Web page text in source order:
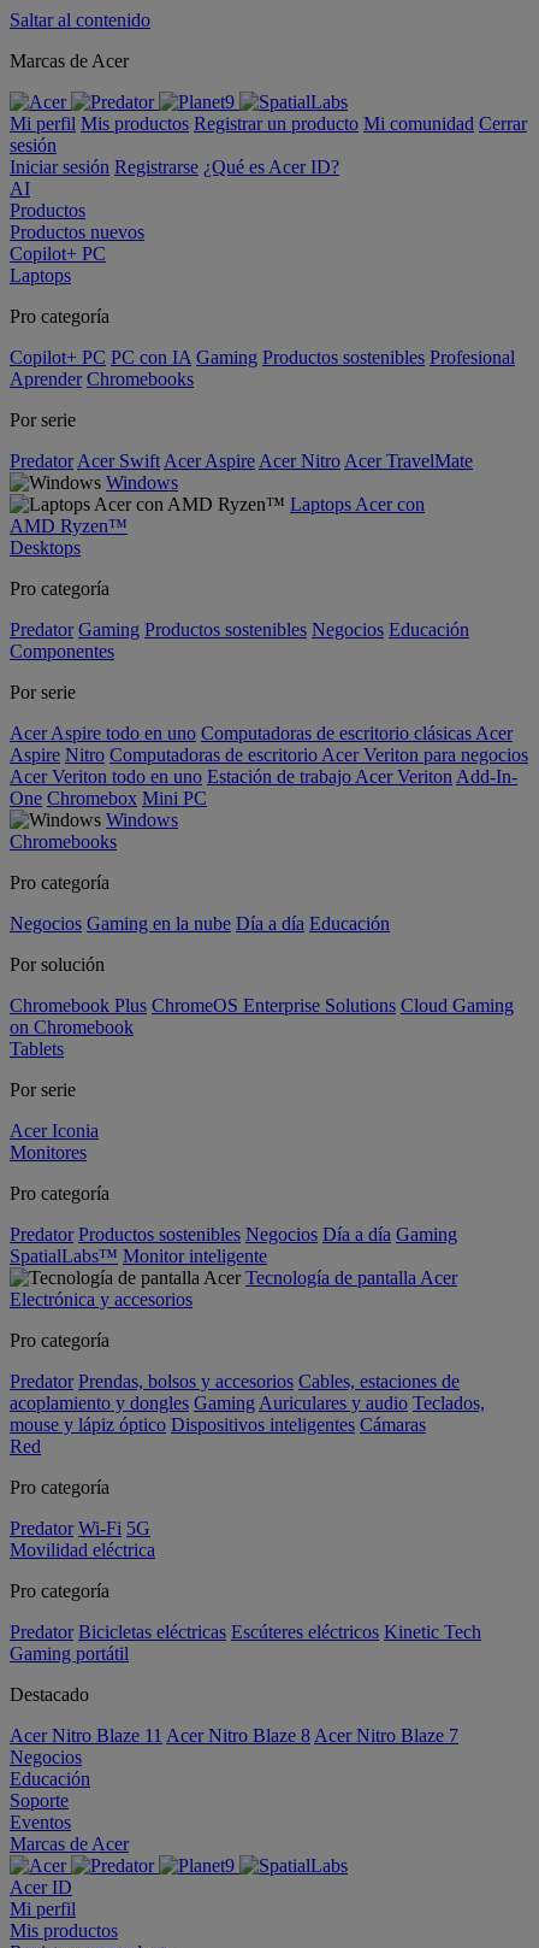
Saltar al contenido
Marcas de Acer
Mi perfil Mis productos Registrar un producto Mi comunidad Cerrar
sesión
Iniciar sesión Registrarse ¿Qué es Acer ID?
AI
Productos
Productos nuevos
Copilot+ PC
Laptops
Pro categoría
Copilot+ PC PC con IA Gaming Productos sostenibles Profesional
Aprender Chromebooks
Por serie
Predator Acer Swift Acer Aspire Acer Nitro Acer TravelMate
Windows
Laptops Acer con
AMD Ryzen™
Desktops
Pro categoría
Predator Gaming Productos sostenibles Negocios Educación
Componentes
Por serie
Acer Aspire todo en uno Computadoras de escritorio clásicas Acer
Aspire Nitro Computadoras de escritorio Acer Veriton para negocios
Acer Veriton todo en uno Estación de trabajo Acer Veriton Add-In-
One Chromebox Mini PC
Windows
Chromebooks
Pro categoría
Negocios Gaming en la nube Día a día Educación
Por solución
Chromebook Plus ChromeOS Enterprise Solutions Cloud Gaming
on Chromebook
Tablets
Por serie
Acer Iconia
Monitores
Pro categoría
Predator Productos sostenibles Negocios Día a día Gaming
SpatialLabs™ Monitor inteligente
Tecnología de pantalla Acer
Electrónica y accesorios
Pro categoría
Predator Prendas, bolsos y accesorios Cables, estaciones de
acoplamiento y dongles Gaming Auriculares y audio Teclados,
mouse y lápiz óptico Dispositivos inteligentes Cámaras
Red
Pro categoría
Predator Wi-Fi 5G
Movilidad eléctrica
Pro categoría
Predator Bicicletas eléctricas Escúteres eléctricos Kinetic Tech
Gaming portátil
Destacado
Acer Nitro Blaze 11 Acer Nitro Blaze 8 Acer Nitro Blaze 7
Negocios
Educación
Soporte
Eventos
Marcas de Acer
Acer ID
Mi perfil
Mis productos